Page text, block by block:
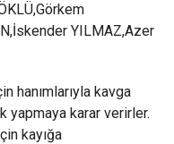
YILMAZ,Azer
hanımlarıyla kavga
yapmaya karar verirler.
kayığa